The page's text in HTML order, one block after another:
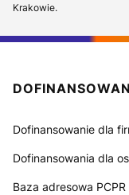
Krakowie.
Linki w stopce
Dofinansowanie dla
Dofinansowania dla
Baza adresowa PCPR